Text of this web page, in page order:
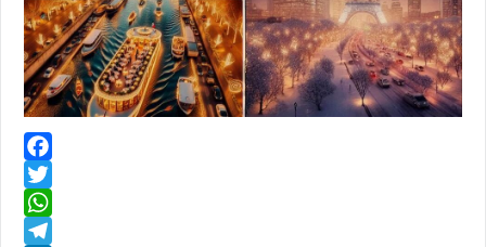
Facebook
Twitter
WhatsApp